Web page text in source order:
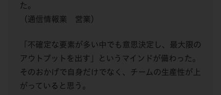
た。
（通信情報業 営業）
「不確定な要素が多い中でも意思決定し、最大限の
アウトプットを出す」というマインドが備わった。
そのおかげで自身だけでなく、チームの生産性が上
がっていると思う。